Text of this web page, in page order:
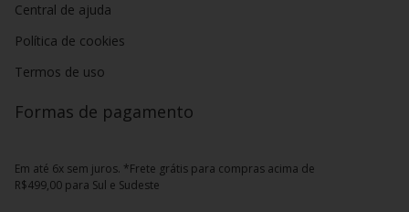
Central de ajuda
Política de cookies
Termos de uso
Formas de pagamento
Em até 6x sem juros. *Frete grátis para compras acima de
R$499,00 para Sul e Sudeste